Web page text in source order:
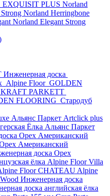
PLUS Norland
Norland Herringbone
Norland Elegant Strong
доска
Alpine Floor GOLDEN
KRAFT PARKETT
FLOORING Стародуб
Альянс Паркет Artclick plus
Ёлка Альянс Паркет
Орех Американский
Американский
доска Орех
ёлка Alpine Floor Villa
Floor CHATEAU Alpine
Инженерная доска
доска английская ёлка